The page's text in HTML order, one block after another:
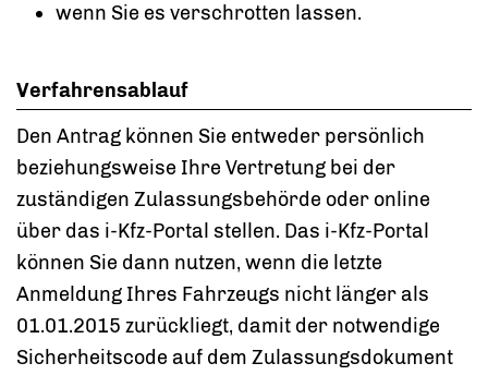
wenn Sie es verschrotten lassen.
Verfahrensablauf
Den Antrag können Sie entweder persönlich
beziehungsweise Ihre Vertretung bei der
zuständigen Zulassungsbehörde oder online
über das i-Kfz-Portal stellen. Das i-Kfz-Portal
können Sie dann nutzen, wenn die letzte
Anmeldung Ihres Fahrzeugs nicht länger als
01.01.2015 zurückliegt, damit der notwendige
Sicherheitscode auf dem Zulassungsdokument